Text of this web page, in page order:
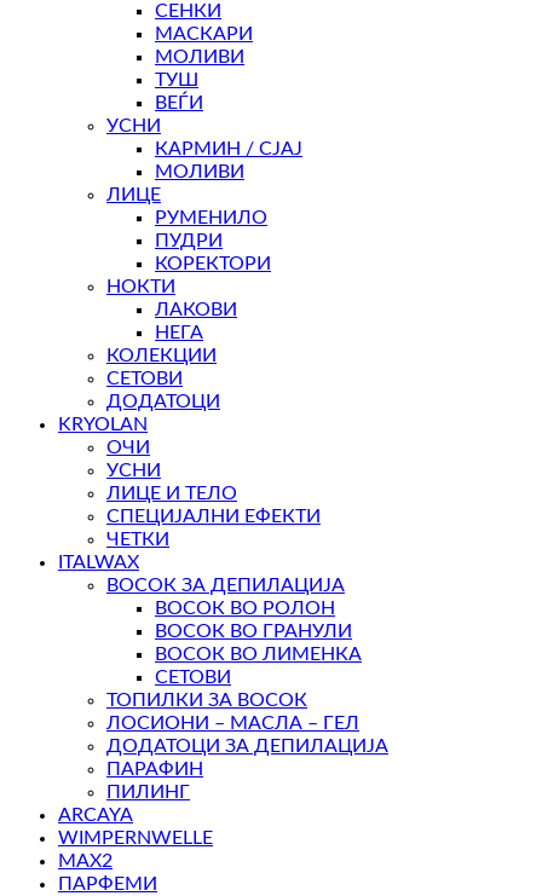
СЕНКИ
МАСКАРИ
МОЛИВИ
ТУШ
ВЕЃИ
УСНИ
КАРМИН / СЈАЈ
МОЛИВИ
ЛИЦЕ
РУМЕНИЛО
ПУДРИ
КОРЕКТОРИ
НОКТИ
ЛАКОВИ
НЕГА
КОЛЕКЦИИ
СЕТОВИ
ДОДАТОЦИ
KRYOLAN
ОЧИ
УСНИ
ЛИЦЕ И ТЕЛО
СПЕЦИЈАЛНИ ЕФЕКТИ
ЧЕТКИ
ITALWAX
ВОСОК ЗА ДЕПИЛАЦИЈА
ВОСОК ВО РОЛОН
ВОСОК ВО ГРАНУЛИ
ВОСОК ВО ЛИМЕНКА
СЕТОВИ
ТОПИЛКИ ЗА ВОСОК
ЛОСИОНИ – МАСЛА – ГЕЛ
ДОДАТОЦИ ЗА ДЕПИЛАЦИЈА
ПАРАФИН
ПИЛИНГ
ARCAYA
WIMPERNWELLE
MAX2
ПАРФЕМИ